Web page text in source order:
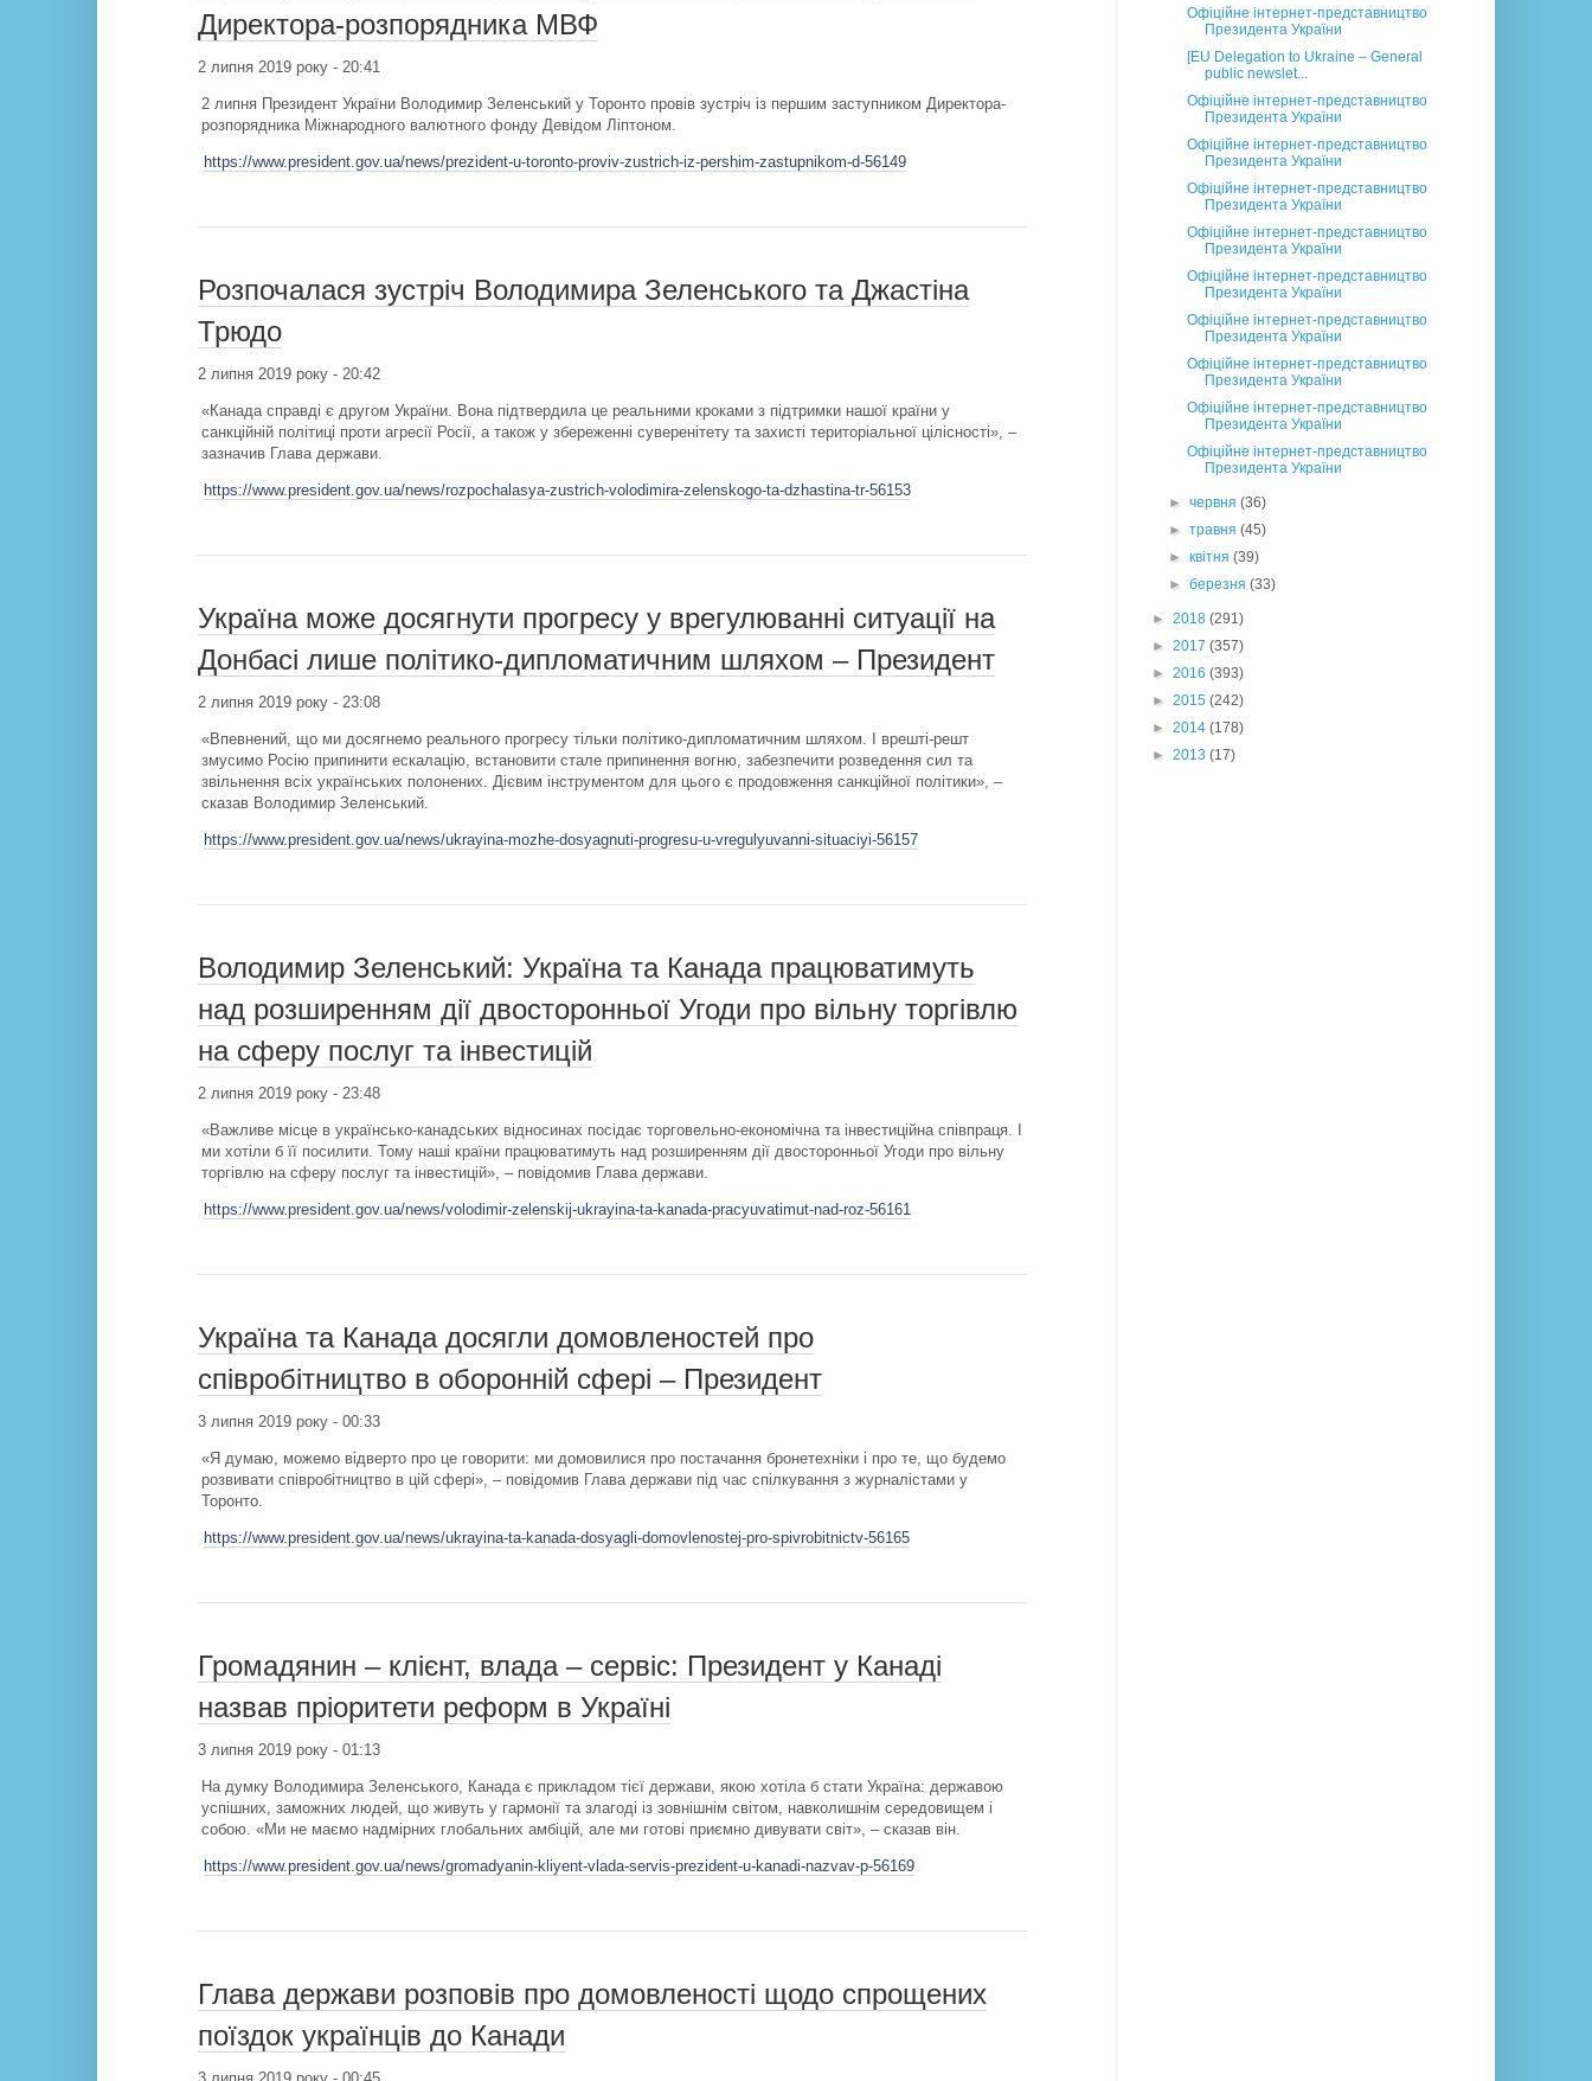
Директора-розпорядника МВФ
2 липня 2019 року - 20:41
2 липня Президент України Володимир Зеленський у Торонто провів зустріч із першим заступником Директора-
розпорядника Міжнародного валютного фонду Девідом Ліптоном.
https://www.president.gov.ua/news/prezident-u-toronto-proviv-zustrich-iz-pershim-zastupnikom-d-56149
Розпочалася зустріч Володимира Зеленського та Джастіна
Трюдо
2 липня 2019 року - 20:42
«Канада справді є другом України. Вона підтвердила це реальними кроками з підтримки нашої країни у
санкційній політиці проти агресії Росії, а також у збереженні суверенітету та захисті територіальної цілісності», –
зазначив Глава держави.
https://www.president.gov.ua/news/rozpochalasya-zustrich-volodimira-zelenskogo-ta-dzhastina-tr-56153
Україна може досягнути прогресу у врегулюванні ситуації на
Донбасі лише політико-дипломатичним шляхом – Президент
2 липня 2019 року - 23:08
«Впевнений, що ми досягнемо реального прогресу тільки політико-дипломатичним шляхом. І врешті-решт
змусимо Росію припинити ескалацію, встановити стале припинення вогню, забезпечити розведення сил та
звільнення всіх українських полонених. Дієвим інструментом для цього є продовження санкційної політики», –
сказав Володимир Зеленський.
https://www.president.gov.ua/news/ukrayina-mozhe-dosyagnuti-progresu-u-vregulyuvanni-situaciyi-56157
Володимир Зеленський: Україна та Канада працюватимуть
над розширенням дії двосторонньої Угоди про вільну торгівлю
на сферу послуг та інвестицій
2 липня 2019 року - 23:48
«Важливе місце в українсько-канадських відносинах посідає торговельно-економічна та інвестиційна співпраця. І
ми хотіли б її посилити. Тому наші країни працюватимуть над розширенням дії двосторонньої Угоди про вільну
торгівлю на сферу послуг та інвестицій», – повідомив Глава держави.
https://www.president.gov.ua/news/volodimir-zelenskij-ukrayina-ta-kanada-pracyuvatimut-nad-roz-56161
Україна та Канада досягли домовленостей про
співробітництво в оборонній сфері – Президент
3 липня 2019 року - 00:33
«Я думаю, можемо відверто про це говорити: ми домовилися про постачання бронетехніки і про те, що будемо
розвивати співробітництво в цій сфері», – повідомив Глава держави під час спілкування з журналістами у
Торонто.
https://www.president.gov.ua/news/ukrayina-ta-kanada-dosyagli-domovlenostej-pro-spivrobitnictv-56165
Громадянин – клієнт, влада – сервіс: Президент у Канаді
назвав пріоритети реформ в Україні
3 липня 2019 року - 01:13
На думку Володимира Зеленського, Канада є прикладом тієї держави, якою хотіла б стати Україна: державою
успішних, заможних людей, що живуть у гармонії та злагоді із зовнішнім світом, навколишнім середовищем і
собою. «Ми не маємо надмірних глобальних амбіцій, але ми готові приємно дивувати світ», – сказав він.
https://www.president.gov.ua/news/gromadyanin-kliyent-vlada-servis-prezident-u-kanadi-nazvav-p-56169
Глава держави розповів про домовленості щодо спрощених
поїздок українців до Канади
Офіційне інтернет-представництво
Президента України
[EU Delegation to Ukraine – General
public newslet...
Офіційне інтернет-представництво
Президента України
Офіційне інтернет-представництво
Президента України
Офіційне інтернет-представництво
Президента України
Офіційне інтернет-представництво
Президента України
Офіційне інтернет-представництво
Президента України
Офіційне інтернет-представництво
Президента України
Офіційне інтернет-представництво
Президента України
Офіційне інтернет-представництво
Президента України
Офіційне інтернет-представництво
Президента України
►червня(36)
►травня(45)
►квітня(39)
►березня(33)
► 2018 (291)
► 2017 (357)
► 2016 (393)
► 2015 (242)
► 2014 (178)
► 2013 (17)